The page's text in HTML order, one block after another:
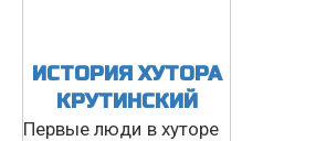
ИСТОРИЯ ХУТОРА
КРУТИНСКИЙ
Первые люди в хуторе